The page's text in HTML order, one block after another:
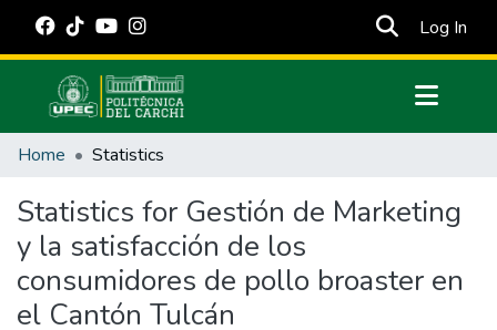
Log In
Communities & Collections
Estadísticas Externas
Manuales
Home Statistics
Statistics for Gestión de Marketing
y la satisfacción de los
consumidores de pollo broaster en
el Cantón Tulcán